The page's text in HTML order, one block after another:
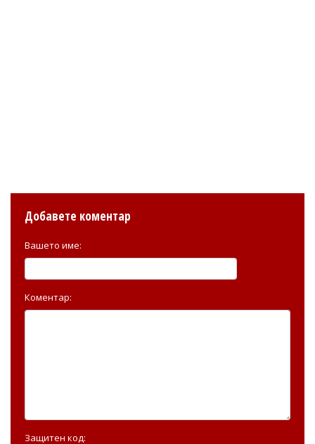
Добавете коментар
Вашето име:
Коментар:
Защитен код: